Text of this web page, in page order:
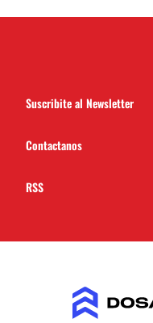
Suscribite al Newsletter
Contactanos
RSS